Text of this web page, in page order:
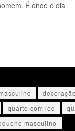
É onde o dia
quarto com led
masculino